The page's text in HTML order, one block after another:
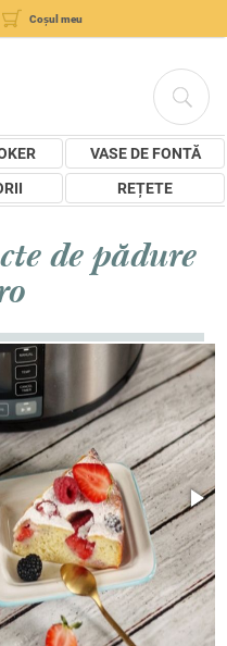
Coșul meu
VASE DE FONTĂ
REȚETE
de pădure